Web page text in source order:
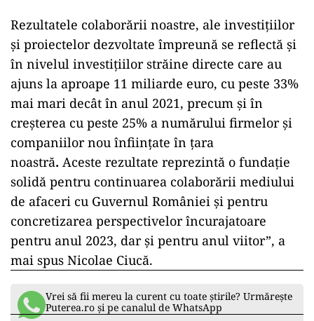
Rezultatele colaborării noastre, ale investiţiilor
şi proiectelor dezvoltate împreună se reflectă şi
în nivelul investiţiilor străine directe care au
ajuns la aproape 11 miliarde euro, cu peste 33%
mai mari decât în anul 2021, precum şi în
creşterea cu peste 25% a numărului firmelor şi
companiilor nou înfiinţate în ţara
noastră. Aceste rezultate reprezintă o fundaţie
solidă pentru continuarea colaborării mediului
de afaceri cu Guvernul României şi pentru
concretizarea perspectivelor încurajatoare
pentru anul 2023, dar şi pentru anul viitor”, a
mai spus Nicolae Ciucă.
Vrei să fii mereu la curent cu toate știrile? Urmărește
Puterea.ro și pe canalul de WhatsApp